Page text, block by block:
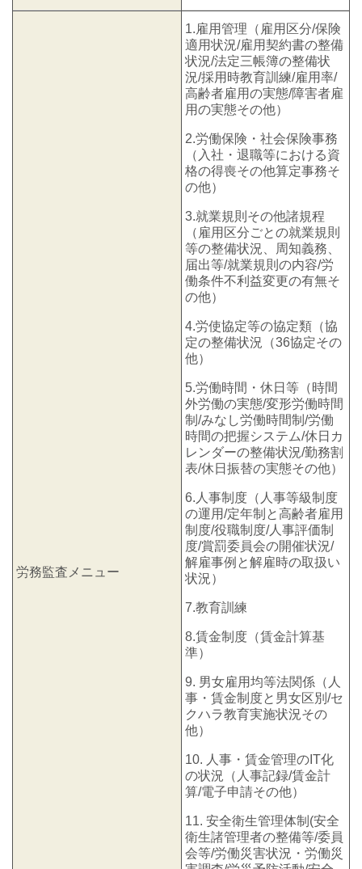
労務監査メニュー
1.雇用管理（雇用区分/保険
適用状況/雇用契約書の整備
状況/法定三帳簿の整備状
況/採用時教育訓練/雇用率/
高齢者雇用の実態/障害者雇
用の実態その他）
2.労働保険・社会保険事務
（入社・退職等における資
格の得喪その他算定事務そ
の他）
3.就業規則その他諸規程
（雇用区分ごとの就業規則
等の整備状況、周知義務、
届出等/就業規則の内容/労
働条件不利益変更の有無そ
の他）
4.労使協定等の協定類（協
定の整備状況（36協定その
他）
5.労働時間・休日等（時間
外労働の実態/変形労働時間
制/みなし労働時間制/労働
時間の把握システム/休日カ
レンダーの整備状況/勤務割
表/休日振替の実態その他）
6.人事制度（人事等級制度
の運用/定年制と高齢者雇用
制度/役職制度/人事評価制
度/賞罰委員会の開催状況/
解雇事例と解雇時の取扱い
状況）
7.教育訓練
8.賃金制度（賃金計算基
準）
9. 男女雇用均等法関係（人
事・賃金制度と男女区別/セ
クハラ教育実施状況その
他）
10. 人事・賃金管理のIT化
の状況（人事記録/賃金計
算/電子申請その他）
11. 安全衛生管理体制(安全
衛生諸管理者の整備等/委員
会等/労働災害状況・労働災